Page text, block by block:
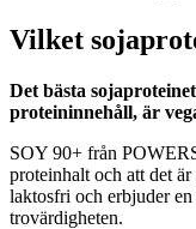
Vilket
Det bästa
proteininnehåll, är
SOY 90+ från
proteinhalt och att det
laktosfri och erbjuder
trovärdigheten.